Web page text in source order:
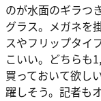
のが水面のギラつ
グラス。メガネを
スやフリップタイ
こいい。どちらも
買っておいて欲し
躍しそう。記者も